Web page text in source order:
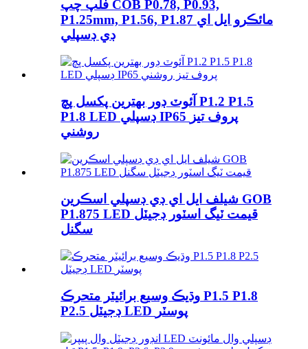
فلپ چپ COB P0.78, P0.93,
P1.25mm, P1.56, P1.87 مائڪرو ايل اي
ڊي ڊسپلي
آئوٽ ڊور بهترين پکسل پچ P1.2 P1.5
P1.8 LED ڊسپلي IP65 پروف تيز
روشني
شيلف ايل اي ڊي ڊسپلي اسڪرين GOB
P1.875 LED قيمت ٽيگ اسٽور ڊجيٽل
سگنل
وڌيڪ وسيع برائيٽر متحرڪ P1.5 P1.8
P2.5 ڊجيٽل LED پوسٽر